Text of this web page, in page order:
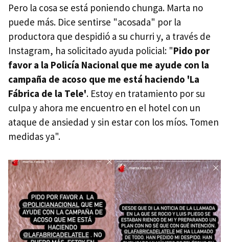
Pero la cosa se está poniendo chunga. Marta no
puede más. Dice sentirse "acosada" por la
productora que despidió a su churri y, a través de
Instagram, ha solicitado ayuda policial: "Pido por
favor a la Policía Nacional que me ayude con la
campaña de acoso que me está haciendo 'La
Fábrica de la Tele'. Estoy en tratamiento por su
culpa y ahora me encuentro en el hotel con un
ataque de ansiedad y sin estar con los míos. Tomen
medidas ya".